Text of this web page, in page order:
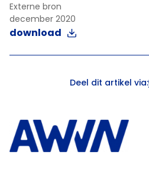
Externe bron
december 2020
download
Deel dit artikel via: